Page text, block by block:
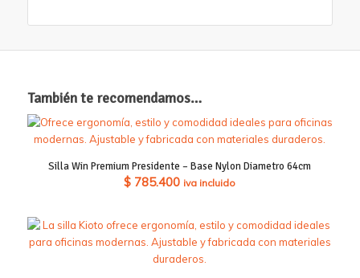
También te recomendamos…
Silla Win Premium Presidente – Base Nylon Diametro 64cm
$ 785.400 iva incluido